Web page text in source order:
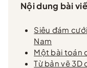
Nội dung bài
Siêu đám
Nam
Một bài toán
Từ bản vẽ 3D